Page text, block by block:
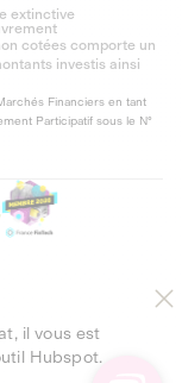
extinctive
cotées comporte un
investis ainsi
Financiers en tant
Participatif sous le N°
il vous est
Hubspot.